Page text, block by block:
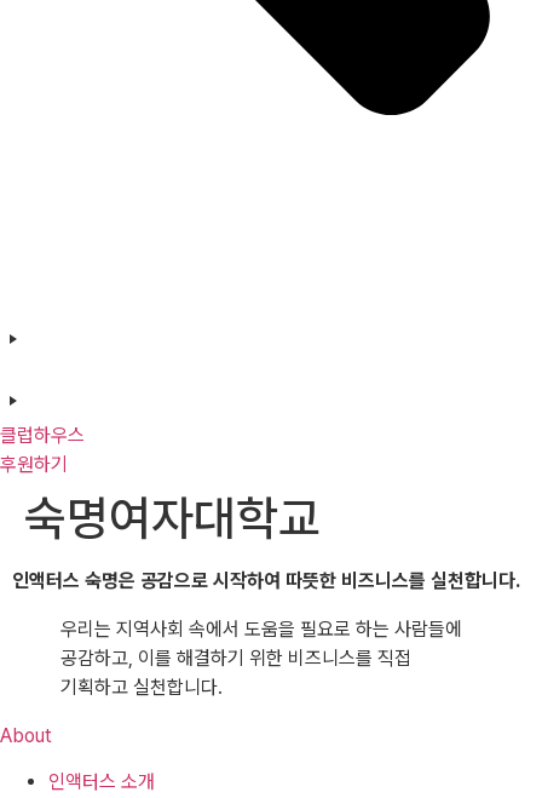
클럽하우스
후원하기
숙명여자대학교
인액터스 숙명은 공감으로 시작하여 따뜻한 비즈니스를 실천합니다.
우리는 지역사회 속에서 도움을 필요로 하는 사람들에
공감하고, 이를 해결하기 위한 비즈니스를 직접
기획하고 실천합니다.
About
인액터스 소개